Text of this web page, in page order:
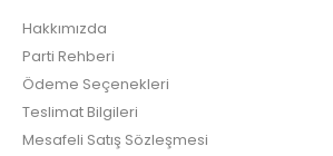
Hakkımızda
Parti Rehberi
Ödeme Seçenekleri
Teslimat Bilgileri
Mesafeli Satış Sözleşmesi